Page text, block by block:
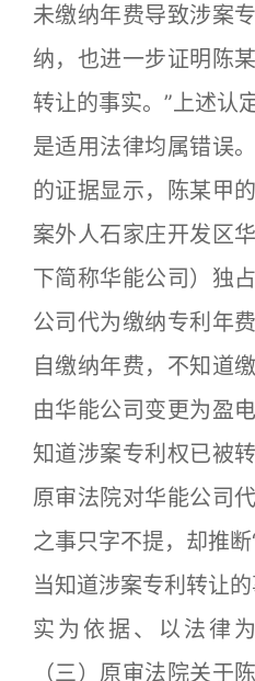
未缴纳年费导致涉案
纳，也进一步证明陈
转让的事实。”上述认
是适用法律均属错误
的证据显示，陈某甲
案外人石家庄开发区
下简称华能公司）独
公司代为缴纳专利年
自缴纳年费，不知道
由华能公司变更为盈
知道涉案专利权已被
原审法院对华能公司
之事只字不提，却推
当知道涉案专利转让
实为依据、以法律
（三）原审法院关于